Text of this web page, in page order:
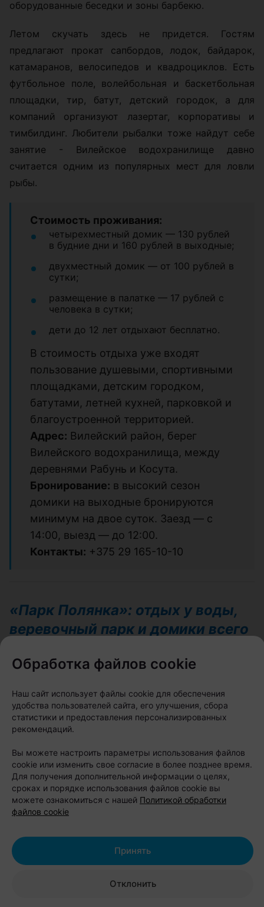
оборудованные беседки и зоны барбекю.
Летом скучать здесь не придется. Гостям
предлагают прокат сапбордов, лодок, байдарок,
катамаранов, велосипедов и квадроциклов. Есть
футбольное поле, волейбольная и баскетбольная
площадки, тир, батут, детский городок, а для
компаний организуют лазертаг, корпоративы и
тимбилдинг. Любители рыбалки тоже найдут себе
занятие - Вилейское водохранилище давно
считается одним из популярных мест для ловли
рыбы.
Стоимость проживания:
четырехместный домик — 130 рублей
в будние дни и 160 рублей в выходные;
двухместный домик — от 100 рублей в
сутки;
размещение в палатке — 17 рублей с
человека в сутки;
дети до 12 лет отдыхают бесплатно.
В стоимость отдыха уже входят
пользование душевыми, спортивными
площадками, детским городком,
батутами, летней кухней, парковкой и
благоустроенной территорией.
Адрес: Вилейский район, берег
Вилейского водохранилища, между
деревнями Рабунь и Косута.
Бронирование: в высокий сезон
домики на выходные бронируются
минимум на двое суток. Заезд — с
14:00, выезд — до 12:00.
Контакты: +375 29 165-10-10
«Парк Полянка»: отдых у воды,
веревочный парк и домики всего
Обработка файлов cookie
Наш сайт использует файлы cookie для обеспечения
удобства пользователей сайта, его улучшения, сбора
статистики и предоставления персонализированных
рекомендаций.
Вы можете настроить параметры использования файлов
cookie или изменить свое согласие в более позднее время.
Для получения дополнительной информации о целях,
сроках и порядке использования файлов cookie вы
можете ознакомиться с нашей Политикой обработки
файлов cookie
Отклонить
Принять